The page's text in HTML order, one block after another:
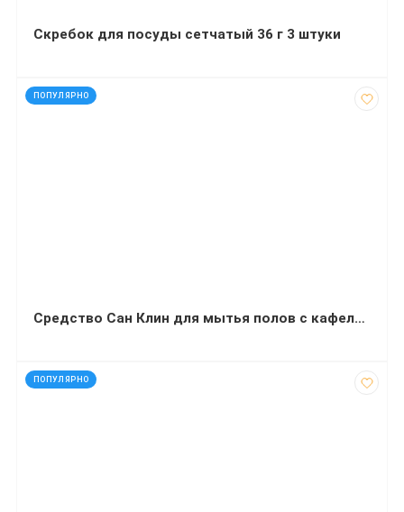
Скребок для посуды сетчатый 36 г 3 штуки
ПОПУЛЯРНО
код: 12024
Cредство Сан Клин для мытья полов с кафельным покрытием (5 килограмм)
ПОПУЛЯРНО
код: 12904